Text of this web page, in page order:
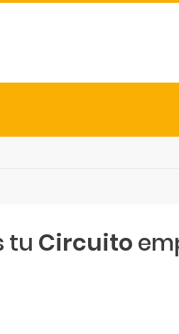
tu Circuito